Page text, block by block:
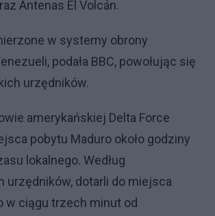
Antenas El Volcán.
w systemy obrony
podała BBC, powołując się
urzędników.
amerykańskiej Delta Force
pobytu Maduro około godziny
lokalnego. Według
urzędników, dotarli do miejsca
w ciągu trzech minut od